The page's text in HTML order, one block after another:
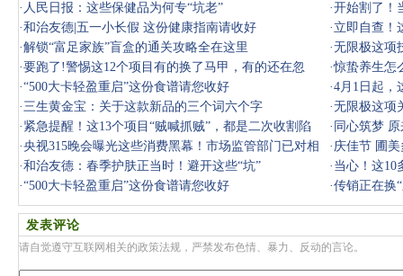
· 人民日报：这些保健品为何专“坑老” ·开始割了！
·和治友德|五一小长假 这份健康指南请收好 · 立即自查！
务必远离
·解锁“富足家族”盲盒的通关攻略全在这里 ·无限极这项
·要跑了!警惕这12个项目有的换了马甲，有的还在忽
悠，千万别上
·惊蛰养生怎
春笋，
·“500大卡轻盈重启”这份食谱请您收好 ·4月1日起，
·三生黄金宝：关于这款新品的三个词六个字 ·无限极这项
· 紧急提醒！这13个项目“贼喊抓贼”，都是二次收割陷
阱，千万
· 同心筑梦
·央视315晚会曝光这些消费黑幕！市场监管部门已对相
关问题和企
· 庆佳节 圃
·和治友德：春季护肤正当时！避开这些“坑” · 当心！这10
载！
·“500大卡轻盈重启”这份食谱请您收好 ·传销正在换
发表评论
请自觉遵守互联网相关的政策法规，严禁发布色情、暴力、反动的言论。